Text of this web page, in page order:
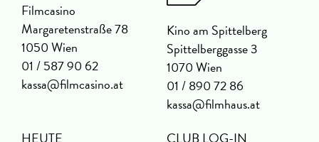
Filmcasino
Margaretenstraße 78
1050 Wien
01 / 587 90 62
kassa@filmcasino.at
Kino am Spittelberg
Spittelberggasse 3
1070 Wien
01 / 890 72 86
kassa@filmhaus.at